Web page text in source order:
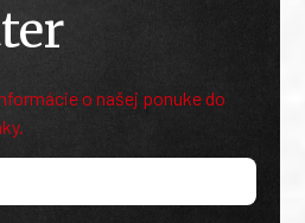
o našej ponuke do